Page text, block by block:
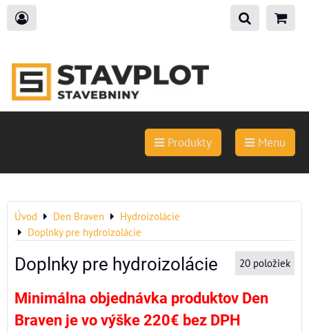
Produkty Menu
Úvod Den Braven
Hydroizolácie
Doplnky pre hydroizolácie
Doplnky pre hydroizolácie 20 položiek
Minimálna objednávka produktov Den
Braven je vo výške 220€ bez DPH